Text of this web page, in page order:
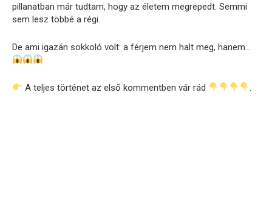
pillanatban már tudtam, hogy az életem megrepedt. Semmi
sem lesz többé a régi.
De ami igazán sokkoló volt: a férjem nem halt meg, hanem…
A teljes történet az első kommentben vár rád .